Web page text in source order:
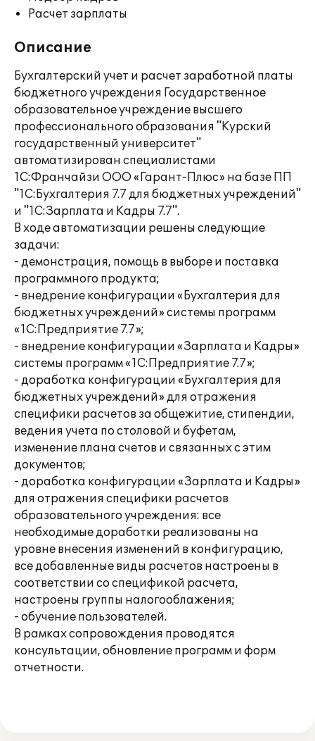
Расчет зарплаты
Описание
Бухгалтерский учет и расчет заработной платы
бюджетного учреждения Государственное
образовательное учреждение высшего
профессионального образования "Курский
государственный университет"
автоматизирован специалистами
1С:Франчайзи ООО «Гарант-Плюс» на базе ПП
"1С:Бухгалтерия 7.7 для бюджетных учреждений"
и "1С:Зарплата и Кадры 7.7".
В ходе автоматизации решены следующие
задачи:
- демонстрация, помощь в выборе и поставка
программного продукта;
- внедрение конфигурации «Бухгалтерия для
бюджетных учреждений» системы программ
«1С:Предприятие 7.7»;
- внедрение конфигурации «Зарплата и Кадры»
системы программ «1С:Предприятие 7.7»;
- доработка конфигурации «Бухгалтерия для
бюджетных учреждений» для отражения
специфики расчетов за общежитие, стипендии,
ведения учета по столовой и буфетам,
изменение плана счетов и связанных с этим
документов;
- доработка конфигурации «Зарплата и Кадры»
для отражения специфики расчетов
образовательного учреждения: все
необходимые доработки реализованы на
уровне внесения изменений в конфигурацию,
все добавленные виды расчетов настроены в
соответствии со спецификой расчета,
настроены группы налогооблажения;
- обучение пользователей.
В рамках сопровождения проводятся
консультации, обновление программ и форм
отчетности.